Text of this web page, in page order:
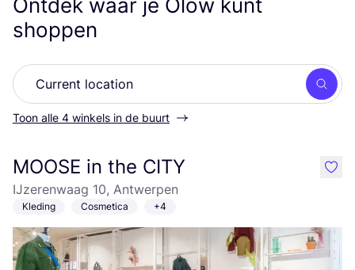
Ontdek waar je Olow kunt
shoppen
Zoek
Toon alle 4 winkels in de buurt
MOOSE in the CITY
IJzerenwaag 10, Antwerpen
Kleding Cosmetica +4
like